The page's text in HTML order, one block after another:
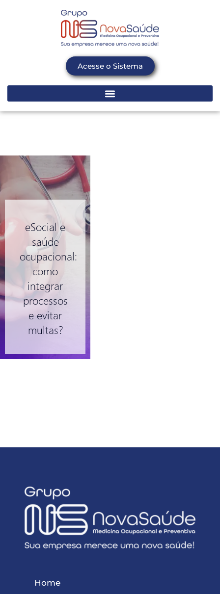
Acesse o Sistema
eSocial e
saúde
ocupacional:
como
integrar
processos
e evitar
multas?
Home